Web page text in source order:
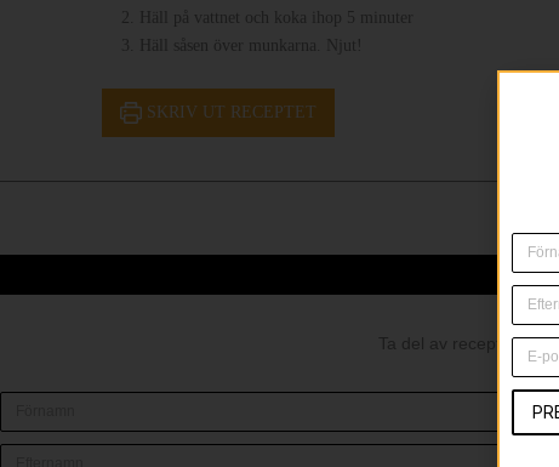
Häll på vattnet och koka ihop 5 minuter
Häll såsen över munkarna. Njut!
SKRIV UT RECEPTET
Ta del av recept och